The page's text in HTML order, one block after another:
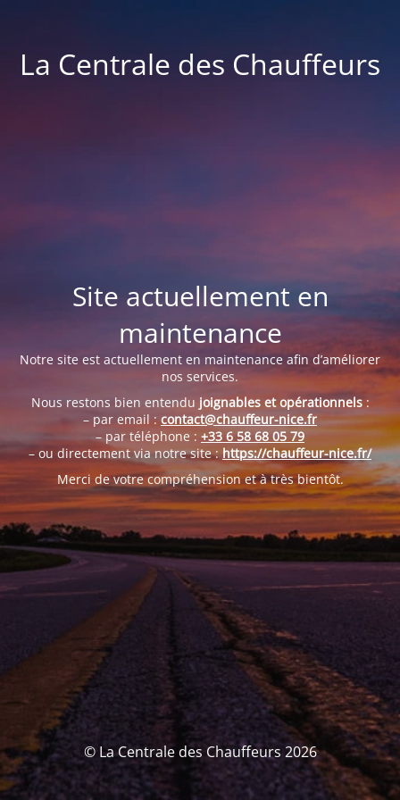
La Centrale des Chauffeurs
Site actuellement en
maintenance
Notre site est actuellement en maintenance afin d’améliorer
nos services.
Nous restons bien entendu joignables et opérationnels:
– par email :contact@chauffeur-nice.fr
– par téléphone : +33 6 58 68 05 79
– ou directement via notre site :https://chauffeur-nice.fr/
Merci de votre compréhension et à très bientôt.
© La Centrale des Chauffeurs 2026